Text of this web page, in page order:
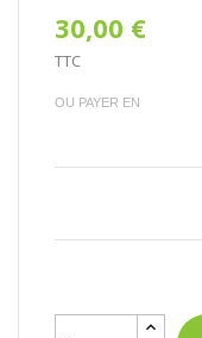
30,00 €
TTC
OU PAYER EN